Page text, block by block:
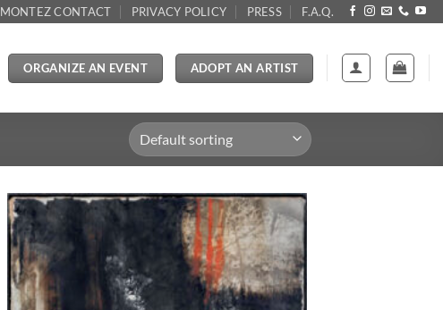
MONTEZ CONTACT PRIVACY POLICY PRESS F.A.Q.
ORGANIZE AN EVENT ADOPT AN ARTIST
Aggiungi
alla lista
dei
desideri